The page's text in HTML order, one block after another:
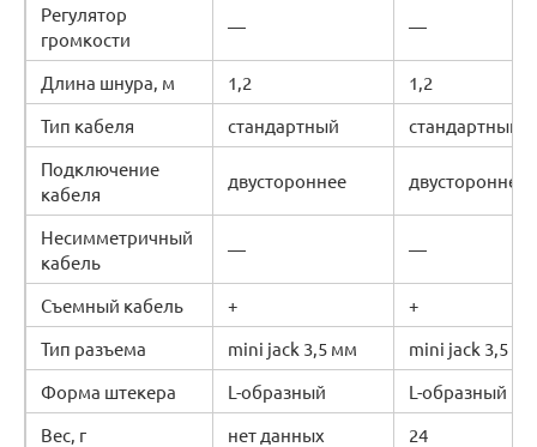
Регулятор
громкости
— —
Длина шнура, м 1,2
1,2
Тип кабеля
стандартный
стандартный
Подключение
кабеля
двустороннее двустороннее
Несимметричный
кабель
— —
Съемный кабель +
+
Тип разъема
mini jack 3,5 мм
mini jack 3,5 мм
Форма штекера
L-образный
L-образный
Вес, г
нет данных
24